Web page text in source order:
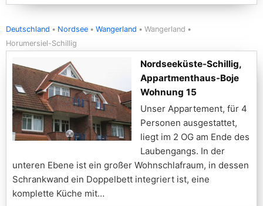
Deutschland Nordsee Wangerland
Wangerland
Horumersiel-Schillig
Nordseeküste-Schillig,
Appartmenthaus-Boje
Wohnung 15
Unser Appartement, für 4
Personen ausgestattet,
liegt im 2 OG am Ende des
Laubengangs. In der
unteren Ebene ist ein großer Wohnschlafraum, in dessen
Schrankwand ein Doppelbett integriert ist, eine
komplette Küche mit